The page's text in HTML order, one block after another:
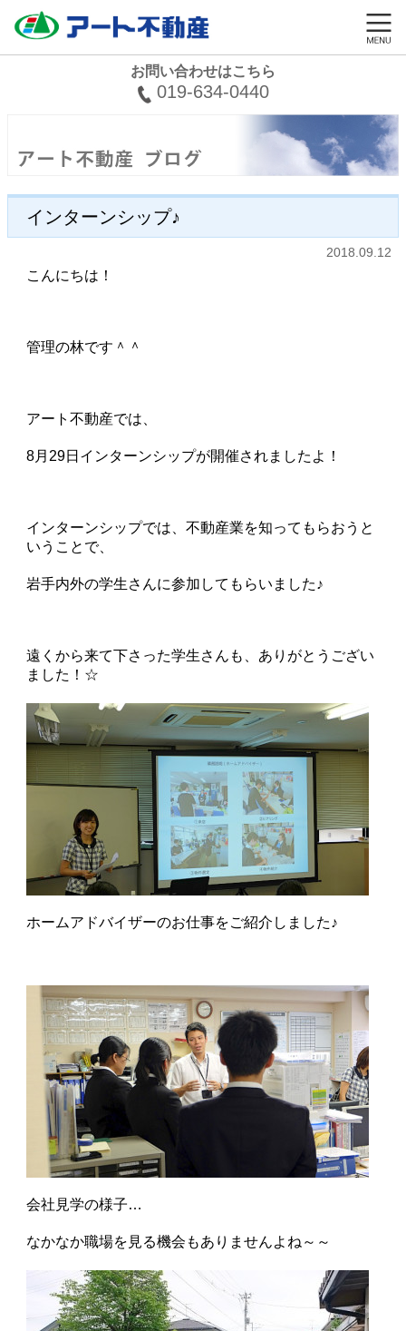
お問い合わせはこちら
019-634-0440
インターンシップ♪
2018.09.12
こんにちは！
管理の林です＾＾
アート不動産では、
8月29日インターンシップが開催されましたよ！
インターンシップでは、不動産業を知ってもらおうと
いうことで、
岩手内外の学生さんに参加してもらいました♪
遠くから来て下さった学生さんも、ありがとうござい
ました！☆
ホームアドバイザーのお仕事をご紹介しました♪
会社見学の様子…
なかなか職場を見る機会もありませんよね～～